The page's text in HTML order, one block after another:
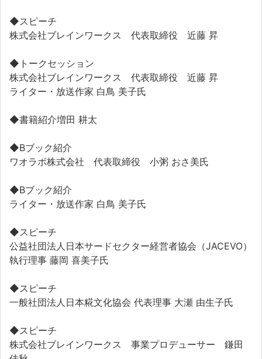
◆スピーチ
株式会社ブレインワークス 代表取締役 近藤 昇
◆トークセッション
株式会社ブレインワークス 代表取締役 近藤 昇
ライター・放送作家 白鳥 美子氏
◆書籍紹介増田 耕太
◆Bブック紹介
ワオラボ株式会社 代表取締役 小粥 おさ美氏
◆Bブック紹介
ライター・放送作家 白鳥 美子氏
◆スピーチ
公益社団法人日本サードセクター経営者協会（JACEVO）
執行理事 藤岡 喜美子氏
◆スピーチ
一般社団法人日本糀文化協会 代表理事 大瀬 由生子氏
◆スピーチ
株式会社ブレインワークス 事業プロデューサー 鎌田